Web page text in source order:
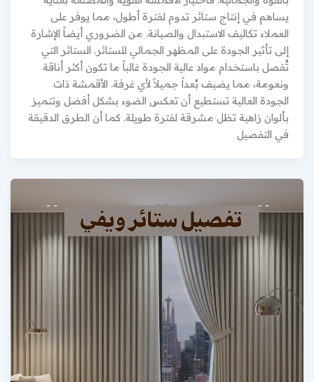
يساهم في إنتاج ستائر تدوم لفترة أطول، مما يوفر على
العملاء تكاليف الاستبدال والصيانة. من الضروري أيضاً الإشارة
إلى تأثير الجودة على المظهر الجمالي للستائر. الستائر التي
تُفصل باستخدام مواد عالية الجودة غالباً ما تكون أكثر أناقة
ونعومة، مما يضيف بُعداً جميلاً لأي غرفة. الأقمشة ذات
الجودة العالية تستطيع أن تعكس الضوء بشكل أفضل وتتميز
بألوان زاهية تظل مشرقة لفترة طويلة. كما أن الطرق الدقيقة
في التفصيل